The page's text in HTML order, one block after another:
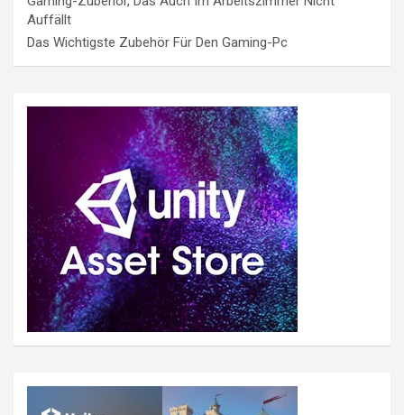
Auffällt
Das Wichtigste Zubehör Für Den Gaming-Pc